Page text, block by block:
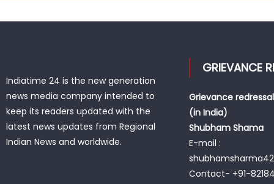
Indiatime 24 is the new generation
news media company intended to
keep its readers updated with the
latest news updates from Regional
Indian News and worldwide.
GRIEVANCE
Grievance
(in India)
Shubham Shama
E-mail :
Contact- +91-